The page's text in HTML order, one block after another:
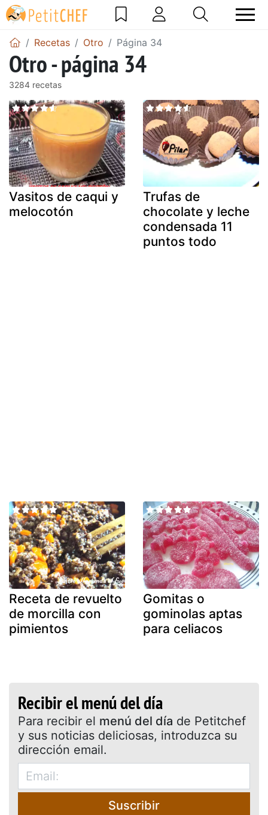
Recetas Otro Página 34
Otro - página 34
3284 recetas
Vasitos de caqui y
melocotón
Trufas de
chocolate y leche
condensada 11
puntos todo
Receta de revuelto
de morcilla con
pimientos
Gomitas o
gominolas aptas
para celiacos
Recibir el menú del día
Para recibir el menú del día de Petitchef
y sus noticias deliciosas, introduzca su
dirección email.
Suscribir